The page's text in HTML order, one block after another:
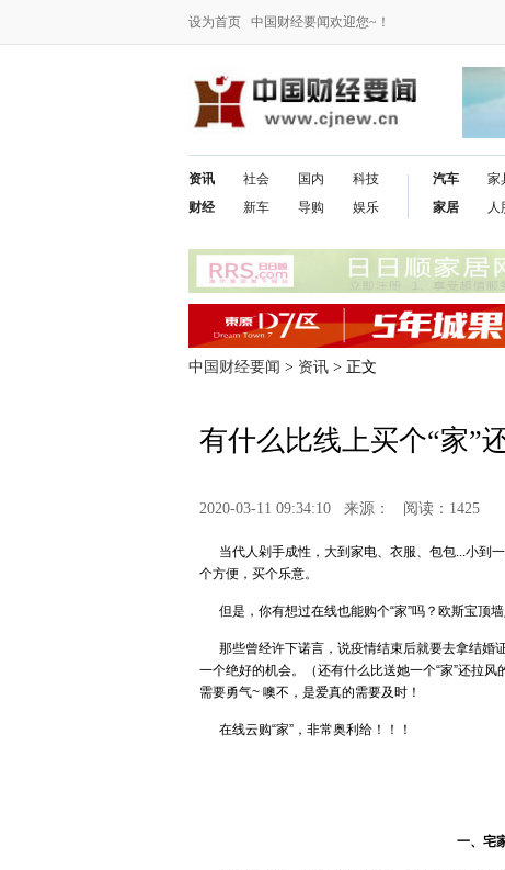
设为首页 中国财经要闻欢迎您~！
资讯
财经
社会
新车
国内
导购
科技
娱乐
汽车
家居
家
人
中国财经要闻 > 资讯 > 正文
有什么比线上买个“家”
2020-03-11 09:34:10 来源： 阅读：1425
当代人剁手成性，大到家电、衣服、包包...小到
个方便，买个乐意。
但是，你有想过在线也能购个“家”吗？欧斯宝顶
那些曾经许下诺言，说疫情结束后就要去拿结婚
一个绝好的机会。（还有什么比送她一个“家”还拉
需要勇气~ 噢不，是爱真的需要及时！
在线云购“家”，非常奥利给！！！
一、宅